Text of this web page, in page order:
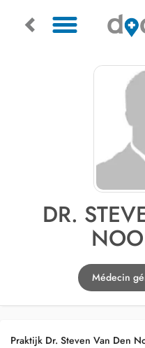
DR.
Médecin
Praktijk Dr. Steven Van Den